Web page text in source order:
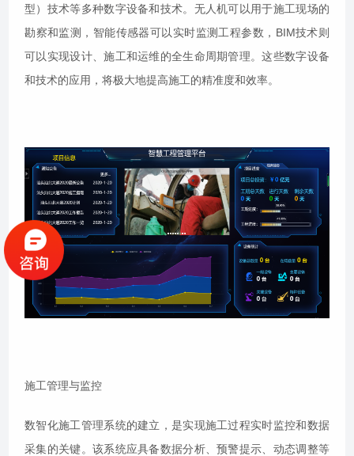
型）技术等多种数字设备和技术。无人机可以用于施工现场的
勘察和监测，智能传感器可以实时监测工程参数，BIM技术则
可以实现设计、施工和运维的全生命周期管理。这些数字设备
和技术的应用，将极大地提高施工的精准度和效率。
施工管理与监控
数智化施工管理系统的建立，是实现施工过程实时监控和数据
采集的关键。该系统应具备数据分析、预警提示、动态调整等